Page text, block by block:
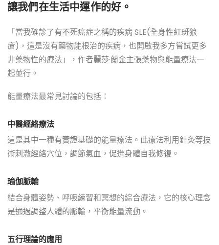
讓我們在生活中運作的好。
「當我確診了有不死癌症之稱的疾病 SLE(全身性紅斑狼
瘡)，這是沒有藥物能根治的疾病，也開啟我多方嘗試更多
非藥物性的療法」，作者麗莎·蘭金主張藥物與能量療法一
起並行。
能量療法最常見討論的包括：
中醫經絡療法
這是其中一種有實證基礎的能量療法。此療法利用針灸等技
術刺激經絡穴位，調節氣血，促進身體自我修復。
瑜伽脈輪
結合身體姿勢、呼吸練習和冥想的綜合療法，它的核心理念
是通過調整人體的脈輪，平衡能量流動。
五行理論的應用